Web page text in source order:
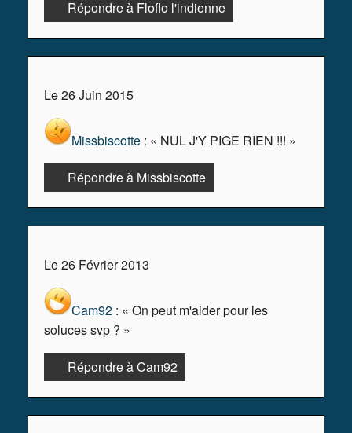
Répondre à Floflo l'indienne
Le 26 Juin 2015
Missbiscotte : « NUL J'Y PIGE RIEN !!! »
Répondre à Missbiscotte
Le 26 Février 2013
Cam92 : « On peut m'aider pour les
soluces svp ? »
Répondre à Cam92